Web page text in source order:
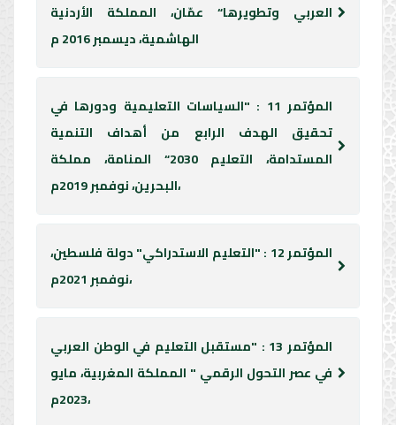
العربي وتطويرها“ عمّان، المملكة الأردنية
الهاشمية، ديسمبر 2016 م
المؤتمر 11 : "السياسات التعليمية ودورها في
تحقيق الهدف الرابع من أهداف التنمية
المستدامة، التعليم 2030“ المنامة، مملكة
البحرين، نوفمبر 2019م،
المؤتمر 12 : "التعليم الاستدراكي" دولة فلسطين،
نوفمبر 2021م،
المؤتمر 13 : "مستقبل التعليم في الوطن العربي
في عصر التحول الرقمي " المملكة المغربية، مايو
2023م،